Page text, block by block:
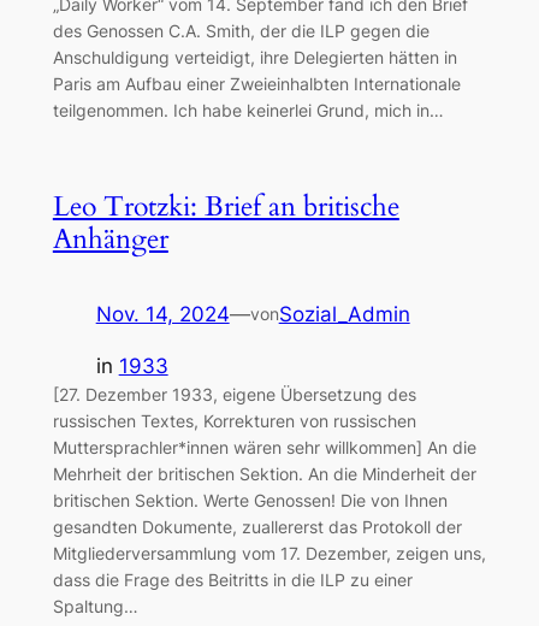
„Daily Worker“ vom 14. September fand ich den Brief
des Genossen C.A. Smith, der die ILP gegen die
Anschuldigung verteidigt, ihre Delegierten hätten in
Paris am Aufbau einer Zweieinhalbten Internationale
teilgenommen. Ich habe keinerlei Grund, mich in…
Leo Trotzki: Brief an britische
Anhänger
Nov. 14, 2024—vonSozial_Admin
in 1933
[27. Dezember 1933, eigene Übersetzung des
russischen Textes, Korrekturen von russischen
Muttersprachler*innen wären sehr willkommen] An die
Mehrheit der britischen Sektion. An die Minderheit der
britischen Sektion. Werte Genossen! Die von Ihnen
gesandten Dokumente, zuallererst das Protokoll der
Mitgliederversammlung vom 17. Dezember, zeigen uns,
dass die Frage des Beitritts in die ILP zu einer
Spaltung…